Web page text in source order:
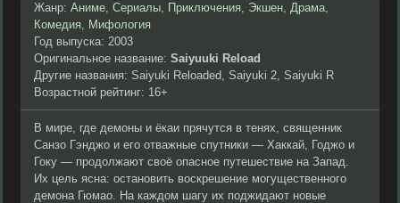
Жанр: Аниме, Сериалы, Приключения, Экшен, Драма,
Комедия, Мифология
Год выпуска: 2003
Оригинальное название: Saiyuuki Reload
Другие названия: Saiyuki Reloaded, Saiyuki 2, Saiyuki R
Возрастной рейтинг: 16+
В мире, где демоны и ёкаи прячутся в тенях, священник
Санзо Гэнджо и его отважные спутники — Хаккай, Годжо и
Гоку — продолжают своё опасное путешествие на Запад.
Их цель ясна: остановить воскрешение могущественного
демона Гюмао. На каждом шагу их поджидают новые